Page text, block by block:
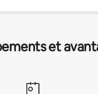
et